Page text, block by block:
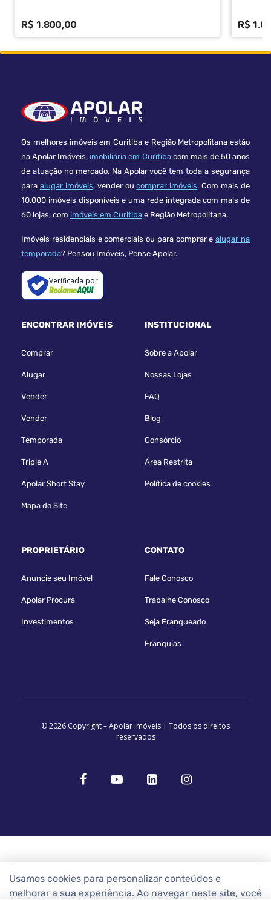
R$ 1.800,00 R$
Os melhores imóveis em Curitiba e Região Metropolitana estão
na Apolar Imóveis, imobiliária em Curitibacom mais de 50 anos
de atuação no mercado. Na Apolar você tem toda a segurança
para alugar imóveis, vender oucomprar imóveis. Com mais de
10.000 imóveis disponíveis e uma rede integrada com mais de
60 lojas, com imóveis em Curitiba e Região Metropolitana.
Imóveis residenciais e comerciais ou para comprar ealugar na
temporada? Pensou Imóveis, Pense Apolar.
Verificada por
ENCONTRAR IMÓVEIS
Comprar
Alugar
Vender
Vender
Temporada
Triple A
Apolar Short Stay
Mapa do Site
INSTITUCIONAL
Sobre a Apolar
Nossas Lojas
FAQ
Blog
Consórcio
Área Restrita
Política de cookies
PROPRIETÁRIO
Anuncie seu Imóvel
Apolar Procura
Investimentos
CONTATO
Fale Conosco
Trabalhe Conosco
Seja Franqueado
Franquias
© 2026 Copyright – Apolar Imóveis | Todos os direitos
reservados
Usamos cookies para personalizar conteúdos e
melhorar a sua experiência. Ao navegar neste site, você